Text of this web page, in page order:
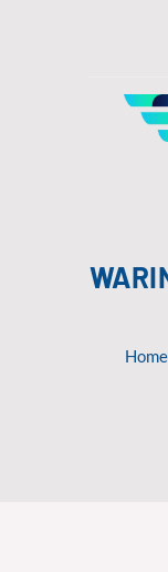
Home